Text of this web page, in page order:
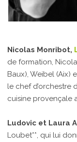
Nicolas Monribot,
de formation,
Baux), Weibel (Aix)
le chef d’orchestre
cuisine provençale
Ludovic et Laura
Loubet**, qui lui